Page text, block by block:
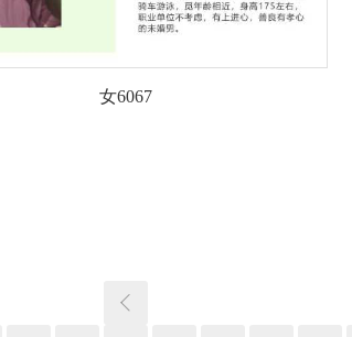
女6067